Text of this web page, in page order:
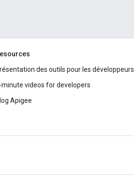
des outils pour les développeurs
minute videos for developers
Apigee